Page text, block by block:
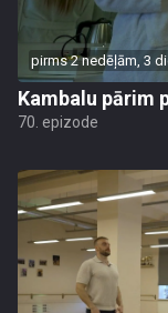
pirms 2 nedēļām, 3
Kambalu pārim
70. epizode